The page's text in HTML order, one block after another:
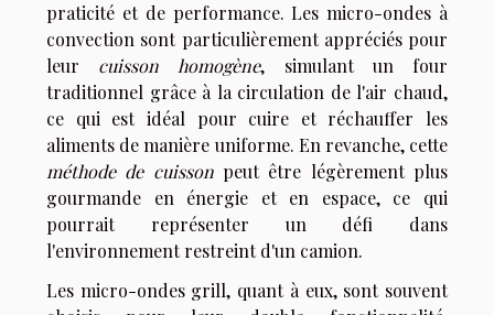
praticité et de performance. Les micro-ondes à
convection sont particulièrement appréciés pour
leur cuisson homogène, simulant un four
traditionnel grâce à la circulation de l'air chaud,
ce qui est idéal pour cuire et réchauffer les
aliments de manière uniforme. En revanche, cette
méthode de cuissonpeut être légèrement plus
gourmande en énergie et en espace, ce qui
pourrait représenter un défi dans
l'environnement restreint d'un camion.
Les micro-ondes grill, quant à eux, sont souvent